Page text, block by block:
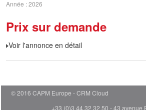
Année 2026
Prix sur demande
Voir l'annonce en détail
© 2016 CAPM Europe
CRM Cloud
+33 (0)3 44 32 32 50 - 43 avenue